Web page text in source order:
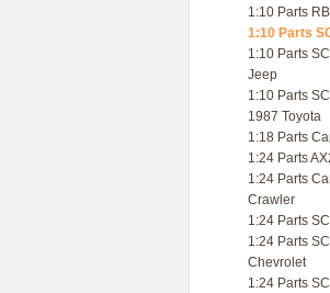
1:10 Parts
1:10 Parts
1:10 Parts
Jeep
1:10 Parts
1987 Toyota
1:18 Parts
1:24 Parts
1:24 Parts
Crawler
1:24 Parts
1:24 Parts
Chevrolet
1:24 Parts